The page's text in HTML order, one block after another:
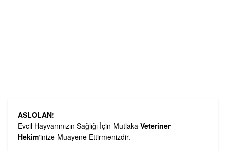
ASLOLAN!
Evcil Hayvanınızın Sağlığı İçin Mutlaka Veteriner
Hekim‘inize Muayene Ettirmenizdir.